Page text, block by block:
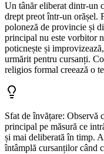
Un tânăr eliberat dintr-un
drept preot într-un orășel.
poloneză de provincie și
principal nu este vorbitor
poticnește și
urmărit pentru cursanți.
religios formal creează o
Sfat de învățare: Observă
principal pe măsură ce
și mai deliberată în timp.
întâmplă cursanților când